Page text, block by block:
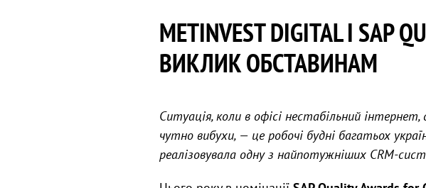
METINVEST DIGITAL І
ВИКЛИК ОБСТАВИНАМ
Ситуація, коли в офісі нестабільний
чутно вибухи, — це робочі будні багатьох
реалізовувала одну з найпотужніших CRM-